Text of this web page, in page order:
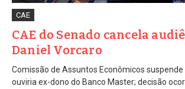
CAE
CAE do Senado cancela
Daniel Vorcaro
Comissão de Assuntos Econômicos suspende
ouviria ex-dono do Banco Master; decisão